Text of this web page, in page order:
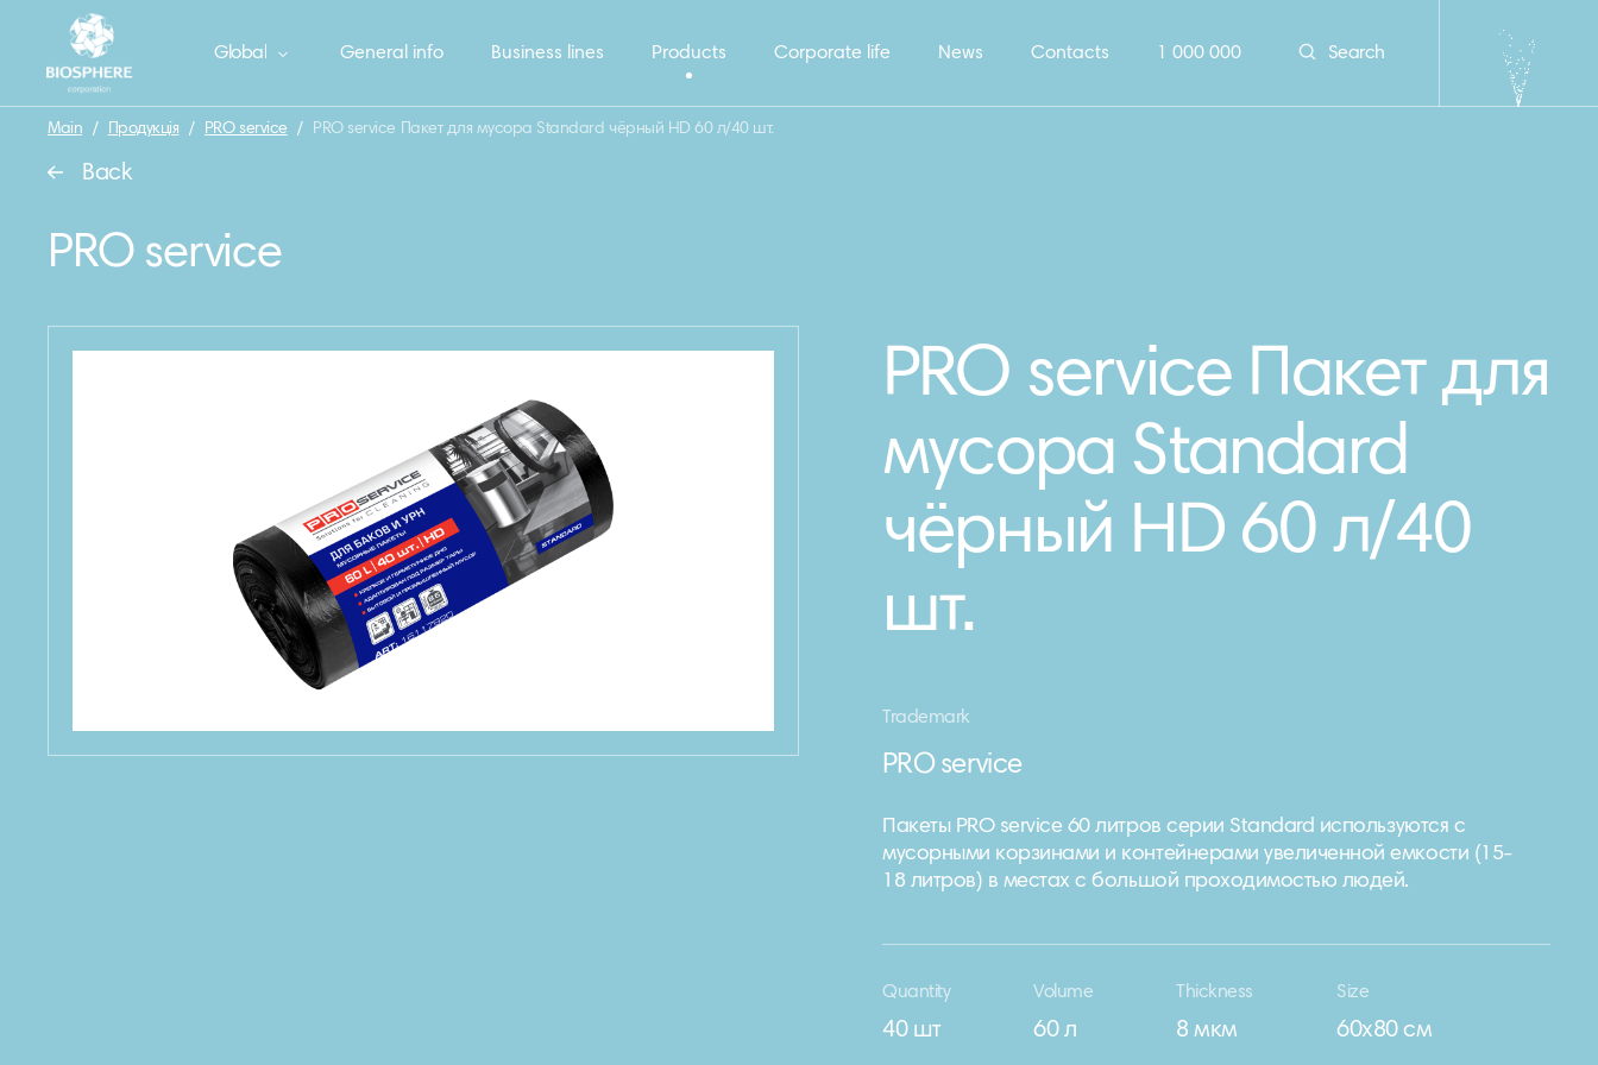
General info Business lines Products Corporate life News Contacts 1 000 000 Search
Global
Main / Продукція / PRO service / PRO service Пакет для мусора Standard чёрный HD 60 л/40 шт.
Back
PRO service
PRO service Пакет для
мусора Standard
чёрный HD 60 л/40
шт.
Trademark
PRO service
Пакеты PRO service 60 литров серии Standard используются с
мусорными корзинами и контейнерами увеличенной емкости (15-
18 литров) в местах с большой проходимостью людей.
Quantity
40 шт
Volume
60 л
Thickness
8 мкм
Size
60х80 см